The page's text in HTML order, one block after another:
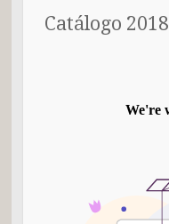
Catálogo 2018